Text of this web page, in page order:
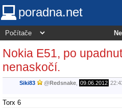
poradna.net
Nokia E51, po
nenaskočí.
Siki83 @Redsnake 09.06.2012
Torx 6